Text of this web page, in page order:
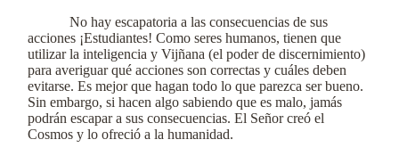
No hay escapatoria a las consecuencias de sus
acciones ¡Estudiantes! Como seres humanos, tienen que
utilizar la inteligencia y Vijñana (el poder de discernimiento)
para averiguar qué acciones son correctas y cuáles deben
evitarse. Es mejor que hagan todo lo que parezca ser bueno.
Sin embargo, si hacen algo sabiendo que es malo, jamás
podrán escapar a sus consecuencias. El Señor creó el
Cosmos y lo ofreció a la humanidad.